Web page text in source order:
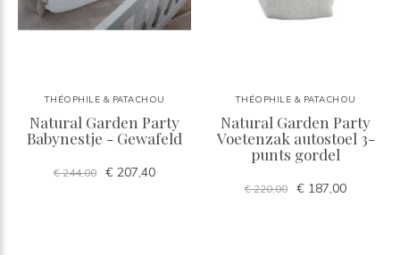
THÉOPHILE & PATACHOU
Natural Garden Party
Babynestje - Gewafeld
€ 244,00 € 207,40
THÉOPHILE & PATACHOU
Natural Garden Party
Voetenzak autostoel 3-
punts gordel
€ 220,00 € 187,00